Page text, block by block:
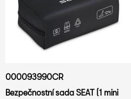
000093990CR
Bezpečnostní sada SEAT (1 mini